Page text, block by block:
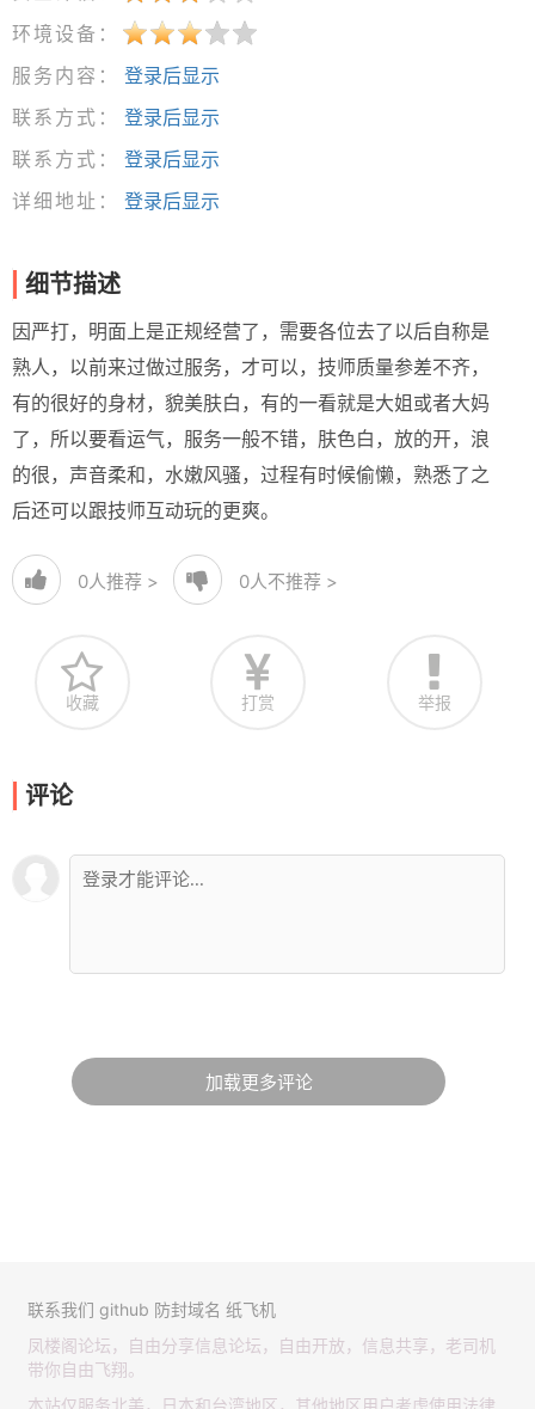
环境设备：
服务内容：
登录后显示
联系方式：
登录后显示
联系方式：
登录后显示
详细地址：
登录后显示
细节描述
因严打，明面上是正规经营了，需要各位去了以后自称是
熟人，以前来过做过服务，才可以，技师质量参差不齐，
有的很好的身材，貌美肤白，有的一看就是大姐或者大妈
了，所以要看运气，服务一般不错，肤色白，放的开，浪
的很，声音柔和，水嫩风骚，过程有时候偷懒，熟悉了之
后还可以跟技师互动玩的更爽。
0人推荐 > 0人不推荐 >
收藏 打赏 举报
评论
加载更多评论
联系我们 github 防封域名 纸飞机
凤楼阁论坛，自由分享信息论坛，自由开放，信息共享，老司机
带你自由飞翔。
本站仅服务北美，日本和台湾地区，其他地区用户考虑使用法律